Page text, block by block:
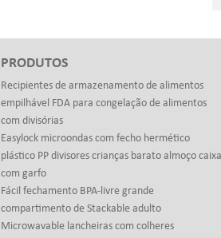
PRODUTOS
Recipientes de armazenamento de alimentos
empilhável FDA para congelação de alimentos
com divisórias
Easylock microondas com fecho hermético
plástico PP divisores crianças barato almoço caixa
com garfo
Fácil fechamento BPA-livre grande
compartimento de Stackable adulto
Microwavable lancheiras com colheres